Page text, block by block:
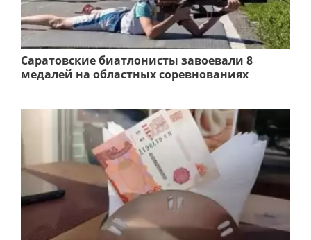
Саратовские биатлонисты завоевали 8
медалей на областных соревнованиях